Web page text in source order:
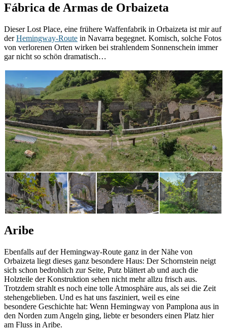
Fábrica de Armas de Orbaizeta
Dieser Lost Place, eine frühere Waffenfabrik in Orbaizeta ist mir auf
derHemingway-Route in Navarra begegnet. Komisch, solche Fotos
von verlorenen Orten wirken bei strahlendem Sonnenschein immer
gar nicht so schön dramatisch…
Aribe
Ebenfalls auf der Hemingway-Route ganz in der Nähe von
Orbaizeta liegt dieses ganz besondere Haus: Der Schornstein neigt
sich schon bedrohlich zur Seite, Putz blättert ab und auch die
Holzteile der Konstruktion sehen nicht mehr allzu frisch aus.
Trotzdem strahlt es noch eine tolle Atmosphäre aus, als sei die Zeit
stehengeblieben. Und es hat uns fasziniert, weil es eine
besondere Geschichte hat: Wenn Hemingway von Pamplona aus in
den Norden zum Angeln ging, liebte er besonders einen Platz hier
am Fluss in Aribe.